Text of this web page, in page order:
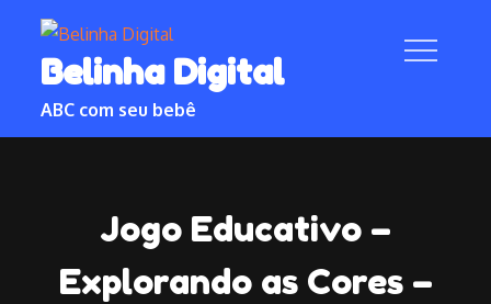
contentBelinha Digital
ABC com seu bebê
Jogo Educativo –
Explorando as Cores –